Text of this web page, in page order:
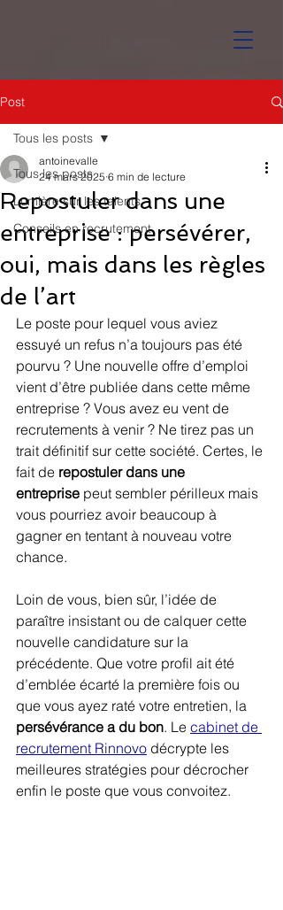
Post
Tous les posts
Lumière sur les talents
Conseils en recrutement
Tous les posts
Repostuler dans une
entreprise : persévérer,
oui, mais dans les règles
de l’art
antoinevalle
24 mars 2025 6 min de lecture
Le poste pour lequel vous aviez
essuyé un refus n’a toujours pas été
pourvu ? Une nouvelle offre d’emploi
vient d’être publiée dans cette même
entreprise ? Vous avez eu vent de
recrutements à venir ? Ne tirez pas un
trait définitif sur cette société. Certes, le
fait de repostuler dans une
entreprise peut sembler périlleux mais
vous pourriez avoir beaucoup à
gagner en tentant à nouveau votre
chance.
Loin de vous, bien sûr, l’idée de
paraître insistant ou de calquer cette
nouvelle candidature sur la
précédente. Que votre profil ait été
d’emblée écarté la première fois ou
que vous ayez raté votre entretien, la
persévérance a du bon. Le cabinet de
recrutement Rinnovo décrypte les
meilleures stratégies pour décrocher
enfin le poste que vous convoitez.